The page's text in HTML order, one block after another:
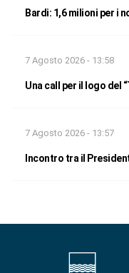
Bardi: 1,6 milioni per i
7 Agosto 2026 - 13:58
Una call per il logo del
7 Agosto 2026 - 13:57
Incontro tra il